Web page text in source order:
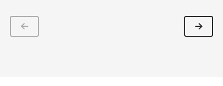
sociais. Por que a obra freireana é tão criticada?